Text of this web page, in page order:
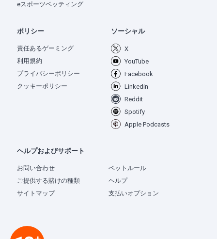
eスポーツベッティング
ポリシー
責任あるゲーミング
利用規約
プライバシーポリシー
クッキーポリシー
ソーシャル
X
YouTube
Facebook
Linkedin
Reddit
Spotify
Apple Podcasts
ヘルプおよびサポート
お問い合わせ
ベットルール
ご提供する賭けの種類
ヘルプ
サイトマップ
支払いオプション